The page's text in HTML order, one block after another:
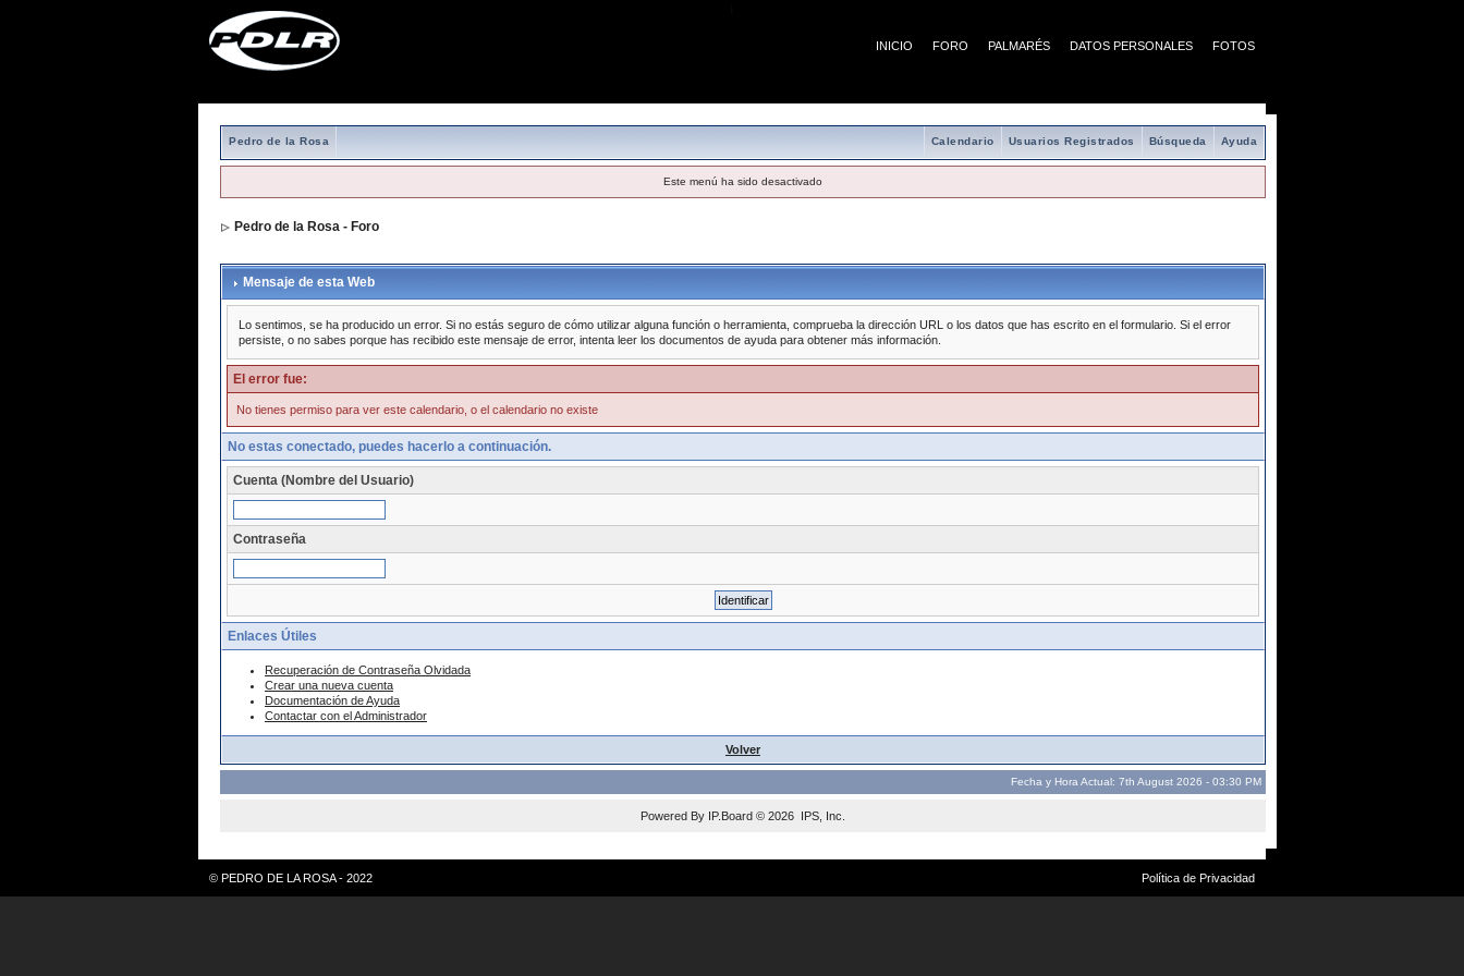
INICIO FORO PALMARÉS DATOS PERSONALES FOTOS
Pedro de la Rosa Ayuda
Búsqueda
Usuarios Registrados
Calendario
Este menú ha sido desactivado
Pedro de la Rosa - Foro
Mensaje de esta Web
Lo sentimos, se ha producido un error. Si no estás seguro de cómo utilizar alguna función o herramienta, comprueba la dirección URL o los datos que has escrito en el formulario. Si el error
persiste, o no sabes porque has recibido este mensaje de error, intenta leer los documentos de ayuda para obtener más información.
El error fue:
No tienes permiso para ver este calendario, o el calendario no existe
No estas conectado, puedes hacerlo a continuación.
Cuenta (Nombre del Usuario)
Contraseña
Enlaces Útiles
Recuperación de Contraseña Olvidada
Crear una nueva cuenta
Documentación de Ayuda
Contactar con el Administrador
Volver
Fecha y Hora Actual: 7th August 2026 - 03:30 PM
Powered By IP.Board © 2026 IPS, Inc
© PEDRO DE LA ROSA - 2022 Política de Privacidad